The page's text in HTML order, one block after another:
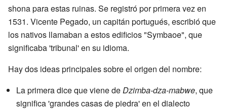
shona para estas ruinas. Se registró por primera vez en
1531. Vicente Pegado, un capitán portugués, escribió que
los nativos llamaban a estos edificios "Symbaoe", que
significaba 'tribunal' en su idioma.
Hay dos ideas principales sobre el origen del nombre:
La primera dice que viene deDzimba-dza-mabwe, que
significa 'grandes casas de piedra' en el dialecto